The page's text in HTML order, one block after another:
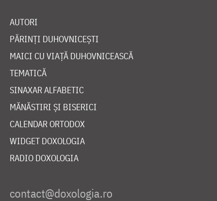
AUTORI
PĂRINȚI DUHOVNICEȘTI
MAICI CU VIAȚĂ DUHOVNICEASCĂ
TEMATICĂ
SINAXAR ALFABETIC
MĂNĂSTIRI ȘI BISERICI
CALENDAR ORTODOX
WIDGET DOXOLOGIA
RADIO DOXOLOGIA